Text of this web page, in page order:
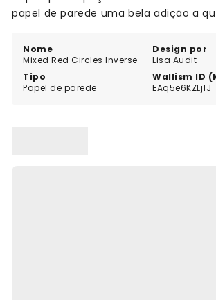
Nome
Mixed Red Circles Inverse
Design por
Lisa Audit
Tipo
Papel de parede
Wallism ID
EAq5e6KZLj1J
papel de parede uma bela adição a
seus amigos e familiares. Portanto,
acrescente um toque de
com o nosso papel de parede Mixed
Inverse!